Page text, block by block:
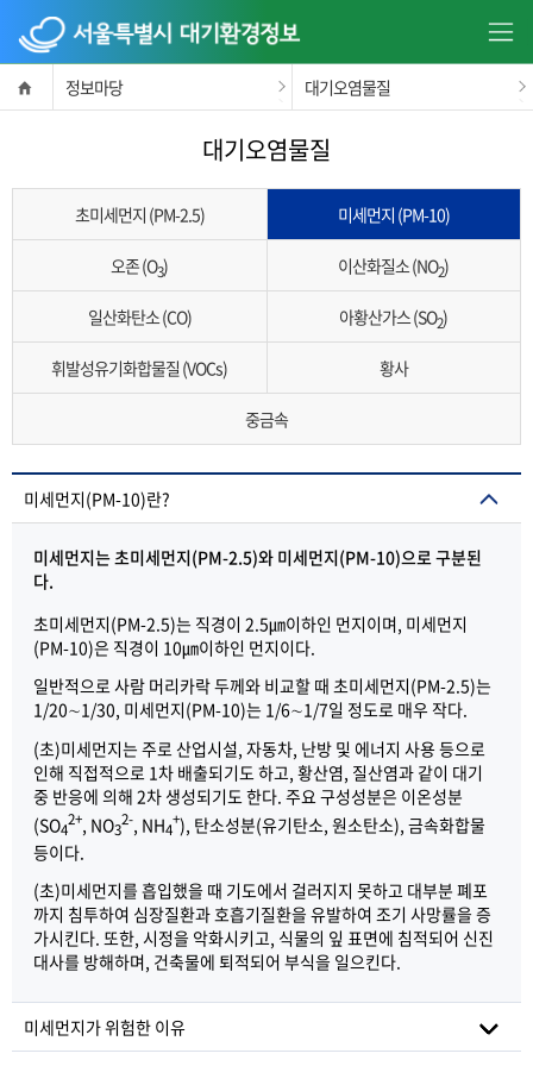
정보마당 대기오염물질
대기오염물질
초미세먼지 (PM-2.5) 미세먼지 (PM-10)
오존 (O3) 이산화질소 (NO2)
일산화탄소 (CO) 아황산가스 (SO2)
휘발성유기화합물질 (VOCs) 황사
중금속
미세먼지(PM-10)란?
미세먼지는 초미세먼지(PM-2.5)와 미세먼지(PM-10)으로 구분된
다.
초미세먼지(PM-2.5)는 직경이 2.5㎛이하인 먼지이며, 미세먼지
(PM-10)은 직경이 10㎛이하인 먼지이다.
일반적으로 사람 머리카락 두께와 비교할 때 초미세먼지(PM-2.5)는
1/20∼1/30, 미세먼지(PM-10)는 1/6∼1/7일 정도로 매우 작다.
(초)미세먼지는 주로 산업시설, 자동차, 난방 및 에너지 사용 등으로
인해 직접적으로 1차 배출되기도 하고, 황산염, 질산염과 같이 대기
중 반응에 의해 2차 생성되기도 한다. 주요 구성성분은 이온성분
(SO4
2+ , NO3
2- , NH4
+), 탄소성분(유기탄소, 원소탄소), 금속화합물
등이다.
(초)미세먼지를 흡입했을 때 기도에서 걸러지지 못하고 대부분 폐포
까지 침투하여 심장질환과 호흡기질환을 유발하여 조기 사망률을 증
가시킨다. 또한, 시정을 악화시키고, 식물의 잎 표면에 침적되어 신진
대사를 방해하며, 건축물에 퇴적되어 부식을 일으킨다.
미세먼지가 위험한 이유